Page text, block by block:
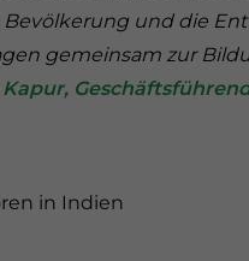
und die
gemeinsam zur
in Indien